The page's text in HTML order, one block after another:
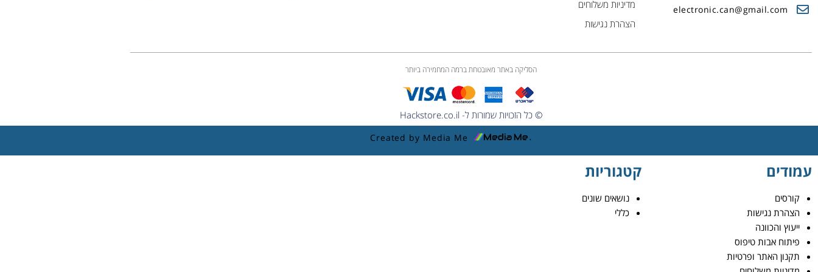
electronic.can@gmail.com
מדיניות משלוחים
הצהרת נגישות
הסליקה באתר מאובטחת ברמה המחמירה ביותר
© כל הזכויות שמורות ל- Hackstore.co.il
Created by Media Me
עמודים
קורסים
הצהרת נגישות
ייעוץ והכוונה
פיתוח אבות טיפוס
תקנון האתר ופרטיות
קטגוריות
נושאים שונים
כללי